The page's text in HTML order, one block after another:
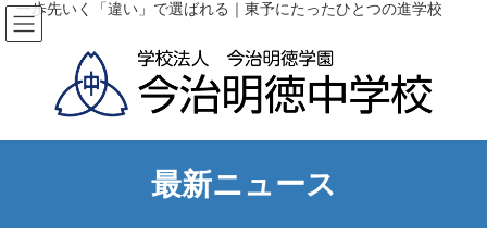
コ
ン
テ
キ
ナ
ビ
ゲ
に
一歩先いく「違い」で選ばれる｜東予にたったひとつの進学校
最新ニュース